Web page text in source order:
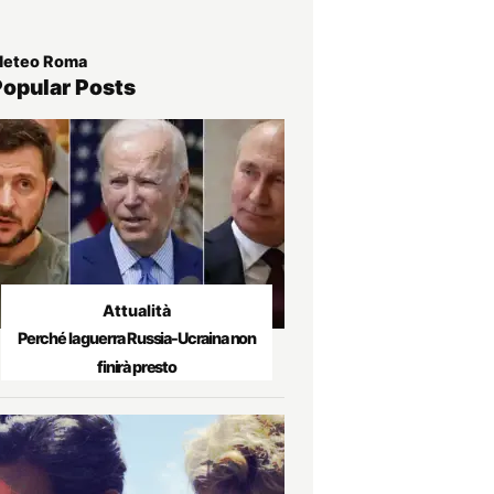
Roma
Posts
Attualità
Perché la guerra Russia-Ucraina non
finirà presto